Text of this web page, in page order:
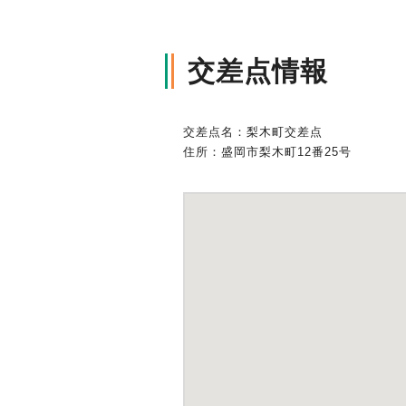
交差点情報
交差点名：梨木町交差点
住所：盛岡市梨木町12番25号